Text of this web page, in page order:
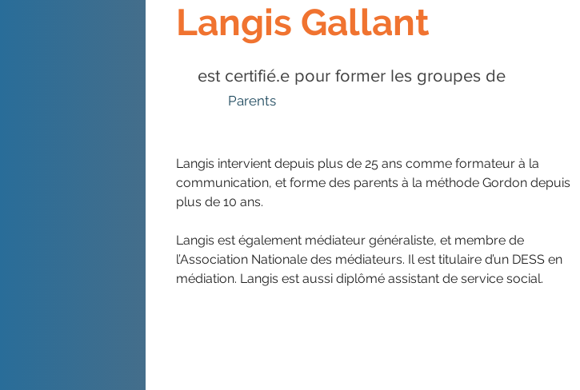
Langis Gallant
est certifié.e pour former les groupes de
Parents
Langis intervient depuis plus de 25 ans comme formateur à la
communication, et forme des parents à la méthode Gordon depuis
plus de 10 ans.
Langis est également médiateur généraliste, et membre de
l’Association Nationale des médiateurs. Il est titulaire d’un DESS en
médiation. Langis est aussi diplômé assistant de service social.